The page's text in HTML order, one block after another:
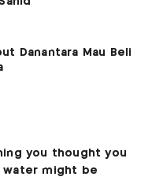
Danantara Mau Beli